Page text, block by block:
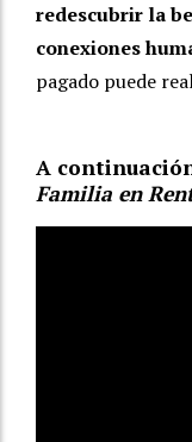
redescubrir la
conexiones
pagado puede
A
Familia en